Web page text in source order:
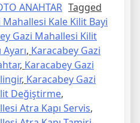
ANAHTAR Tagged
Kale Kilit Bayi
Gazi Mahallesi Kilit
Ayarı, Karacabey Gazi
, Karacabey Gazi
, Karacabey Gazi
Değiştirme,
Atra Kapı Servis,